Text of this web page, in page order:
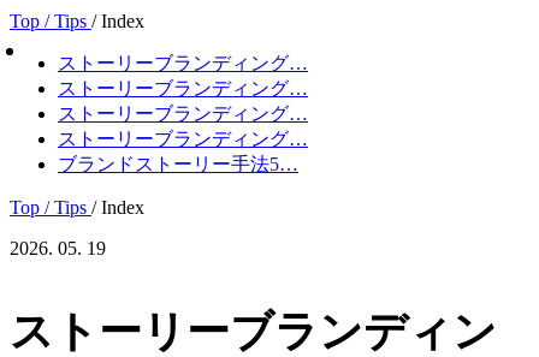
Top / Tips / Index
ストーリーブランディング…
ストーリーブランディング…
ストーリーブランディング…
ストーリーブランディング…
ブランドストーリー手法5…
Top / Tips / Index
2026. 05. 19
ストーリーブランディン